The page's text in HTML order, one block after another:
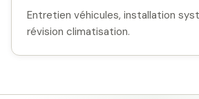
Entretien véhicules, installation
révision climatisation.